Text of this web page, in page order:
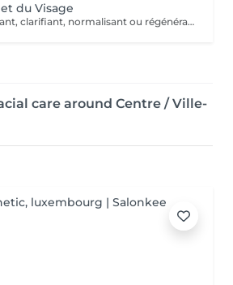
du Visage
Soin hydratant, purifiant, clarifiant, normalisant ou régénérant
care around Centre / Ville-